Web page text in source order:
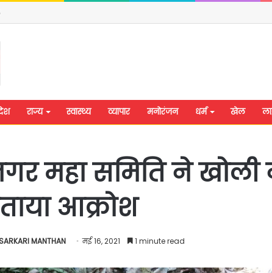
राज्य स्वास्थ्य व्यापार मनोरंजन धर्म खेल
महा समिति ने
आक्रोश
MANTHAN मई 16, 2021 1 minute read